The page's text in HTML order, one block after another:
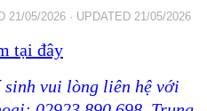
21/05/2026 · UPDATED 21/05/2026
tại đây
vui lòng liên hệ với